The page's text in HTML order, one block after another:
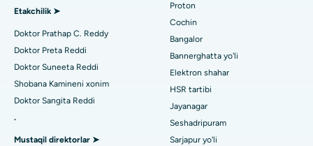
Diabetologni toping
Ginekologni toping
Umumiy shifokorni toping
Karapakkam, Chennaydagi eng yaxshi shifoxona
Arilova, Vizagdagi eng yaxshi shifoxona
Kanpur yo'lidagi eng yaxshi kasalxona, Laknau
Noida shtatidagi 26-sektordagi eng yaxshi shifoxona
Gandhinagar, Ahmedabaddagi eng yaxshi shifoxona
Kateterni yo'q qilish
Orqaga elkalarni almashtirish
Etakchilik ➤
Doktor Prathap C. Reddy
Doktor Preta Reddi
Doktor Suneeta Reddi
Shobana Kamineni xonim
Doktor Sangita Reddi
.
Mustaqil direktorlar ➤
Proton
Cochin
Bangalor
Bannerghatta yo'li
Elektron shahar
HSR tartibi
Jayanagar
Seshadripuram
Sarjapur yo'li